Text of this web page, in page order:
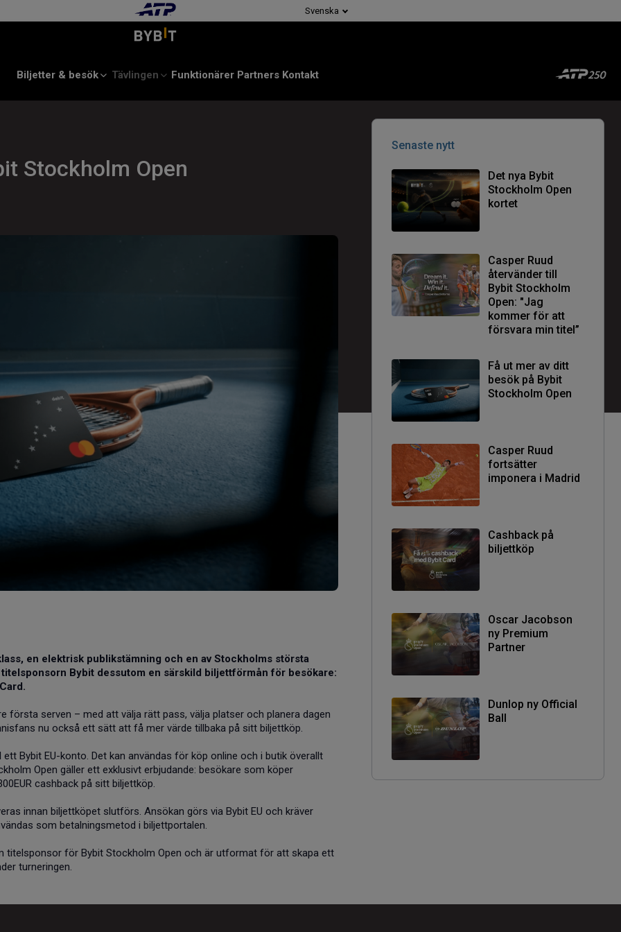
Svenska
Biljetter & besök Tävlingen Funktionärer Partners Kontakt
Stockholm Open
en elektrisk publikstämning och en av Stockholms största
Bybit dessutom en särskild biljettförmån för besökare:
första serven – med att välja rätt pass, välja platser och planera dagen
nu också ett sätt att få mer värde tillbaka på sitt biljettköp.
Bybit EU-konto. Det kan användas för köp online och i butik överallt
Open gäller ett exklusivt erbjudande: besökare som köper
cashback på sitt biljettköp.
innan biljettköpet slutförs. Ansökan görs via Bybit EU och kräver
som betalningsmetod i biljettportalen.
titelsponsor för Bybit Stockholm Open och är utformat för att skapa ett
turneringen.
Senaste nytt
Det nya Bybit
Stockholm Open
kortet
Casper Ruud
återvänder till
Bybit Stockholm
Open: "Jag
kommer för att
försvara min titel”
Få ut mer av ditt
besök på Bybit
Stockholm Open
Casper Ruud
fortsätter
imponera i Madrid
Cashback på
biljettköp
Oscar Jacobson
ny Premium
Partner
Dunlop ny Official
Ball